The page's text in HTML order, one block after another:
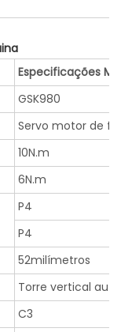
Especificações
GSK980
Servo motor de
10N.m
6N.m
P4
P4
52milímetros
Torre vertical
C3